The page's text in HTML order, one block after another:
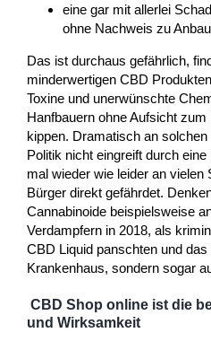
eine gar mit allerlei
ohne Nachweis zu
Das ist durchaus gefährlich,
minderwertigen CBD
Toxine und unerwünschte
Hanfbauern ohne Aufsicht
kippen. Dramatisch an
Politik nicht eingreift durch
mal wieder wie leider an vielen
Bürger direkt gefährdet.
Cannabinoide beispielsweise
Verdampfern in 2018, als
CBD Liquid panschten und
Krankenhaus, sondern sogar
CBD Shop online ist die
und Wirksamkeit